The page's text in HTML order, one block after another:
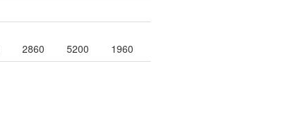
2860 5200
1960